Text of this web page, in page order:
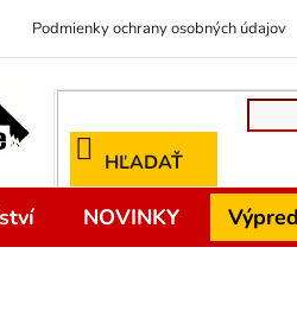
Podmienky ochrany osobných údajov
HĽADAŤ
NOVINKY